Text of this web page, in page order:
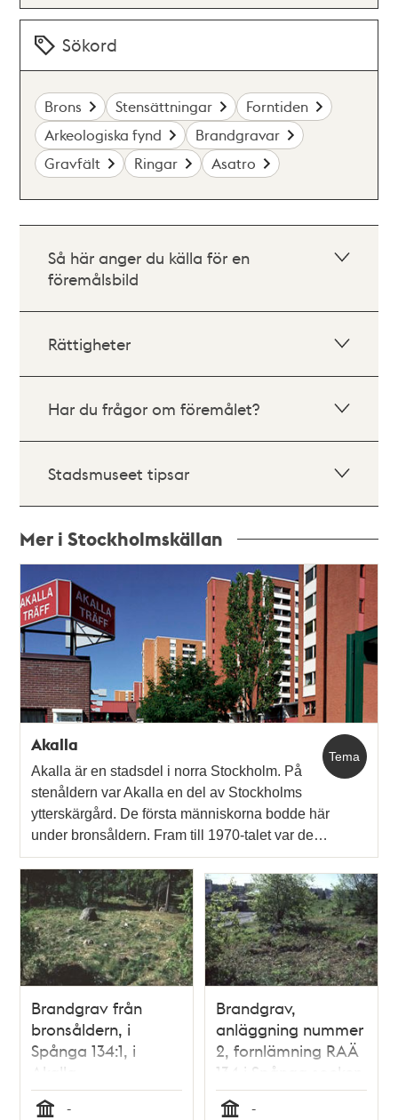
Sökord
Brons Stensättningar
Forntiden
Arkeologiska fynd
Brandgravar
Gravfält
Ringar Asatro
Så här anger du källa för en
föremålsbild
Rättigheter
Har du frågor om föremålet?
Stadsmuseet tipsar
Mer i Stockholmskällan
poster
och
teman
Tema
Akalla
Akalla är en stadsdel i norra Stockholm. På
stenåldern var Akalla en del av Stockholms
ytterskärgård. De första människorna bodde här
under bronsåldern. Fram till 1970-talet var de…
Brandgrav från
bronsåldern, i
Spånga 134:1, i
Akalla.
-
Brandgrav,
anläggning nummer
2, fornlämning RAÄ
134 i Spånga socken
-